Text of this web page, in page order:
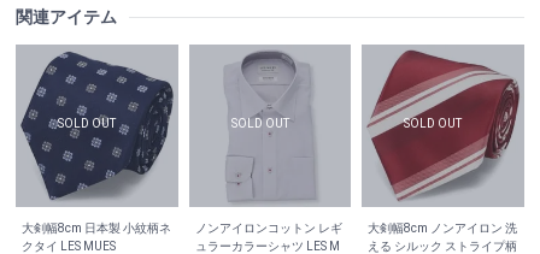
関連アイテム
大剣幅8cm 日本製 小紋柄ネ
クタイ LES MUES
ノンアイロンコットン レギ
ュラーカラーシャツ LES M
大剣幅8cm ノンアイロン 洗
える シルック ストライプ柄